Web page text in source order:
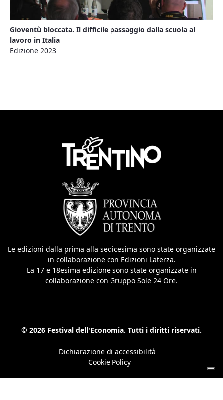
Gioventù bloccata. Il difficile passaggio dalla scuola al
lavoro in Italia
Edizione 2023
Le edizioni dalla prima alla sedicesima sono state organizzate
in collaborazione con Edizioni Laterza.
La 17 e 18esima edizione sono state organizzate in
collaborazione con Gruppo Sole 24 Ore.
© 2026 Festival dell'Economia. Tutti i diritti riservati.
Dichiarazione di accessibilità
Cookie Policy